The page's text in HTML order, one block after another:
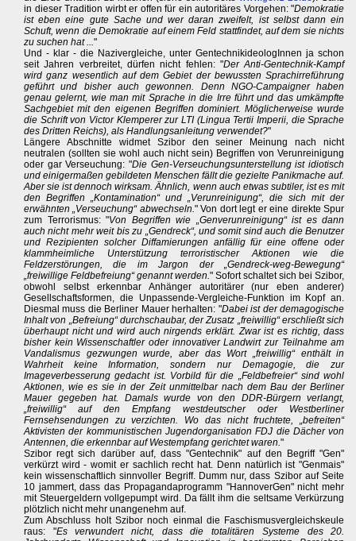
in dieser Tradition wirbt er offen für ein autoritäres Vorgehen: "Demokratie
ist eben eine gute Sache und wer daran zweifelt, ist selbst dann ein
Schuft, wenn die Demokratie auf einem Feld stattfindet, auf dem sie nichts
zu suchen hat ..."
Und - klar - die Nazivergleiche, unter GentechnikideologInnen ja schon
seit Jahren verbreitet, dürfen nicht fehlen: "Der Anti-Gentechnik-Kampf
wird ganz wesentlich auf dem Gebiet der bewussten Sprachirreführung
geführt und bisher auch gewonnen. Denn NGO-Campaigner haben
genau gelernt, wie man mit Sprache in die Irre führt und das umkämpfte
Sachgebiet mit den eigenen Begriffen dominiert. Möglicherweise wurde
die Schrift von Victor Klemperer zur LTI (Lingua Tertii Imperii, die Sprache
des Dritten Reichs), als Handlungsanleitung verwendet?"
Längere Abschnitte widmet Szibor den seiner Meinung nach nicht
neutralen (sollten sie wohl auch nicht sein) Begriffen von Verunreinigung
oder gar Verseuchung: "Die Gen-Verseuchungsunterstellung ist idiotisch
und einigermaßen gebildeten Menschen fällt die gezielte Panikmache auf.
Aber sie ist dennoch wirksam. Ähnlich, wenn auch etwas subtiler, ist es mit
den Begriffen „Kontamination“ und „Verunreinigung“, die sich mit der
erwähnten „Verseuchung“ abwechseln." Von dort legt er eine direkte Spur
zum Terrorismus: "Von Begriffen wie „Genverunreinigung“ ist es dann
auch nicht mehr weit bis zu „Gendreck“, und somit sind auch die Benutzer
und Rezipienten solcher Diffamierungen anfällig für eine offene oder
klammheimliche Unterstützung terroristischer Aktionen wie die
Feldzerstörungen, die im Jargon der „Gendreck-weg-Bewegung“
„freiwillige Feldbefreiung“ genannt werden." Sofort schaltet sich bei Szibor,
obwohl selbst erkennbar Anhänger autoritärer (nur eben anderer)
Gesellschaftsformen, die Unpassende-Vergleiche-Funktion im Kopf an.
Diesmal muss die Berliner Mauer herhalten: "Dabei ist der demagogische
Inhalt von „Befreiung“ durchschaubar, der Zusatz „freiwillig“ erschließt sich
überhaupt nicht und wird auch nirgends erklärt. Zwar ist es richtig, dass
bisher kein Wissenschaftler oder innovativer Landwirt zur Teilnahme am
Vandalismus gezwungen wurde, aber das Wort „freiwillig“ enthält in
Wahrheit keine Information, sondern nur Demagogie, die zur
Imageverbesserung gedacht ist. Vorbild für die „Feldbefreier“ sind wohl
Aktionen, wie es sie in der Zeit unmittelbar nach dem Bau der Berliner
Mauer gegeben hat. Damals wurde von den DDR-Bürgern verlangt,
„freiwillig“ auf den Empfang westdeutscher oder Westberliner
Fernsehsendungen zu verzichten. Wo das nicht fruchtete, „befreiten“
Aktivisten der kommunistischen Jugendorganisation FDJ die Dächer von
Antennen, die erkennbar auf Westempfang gerichtet waren."
Szibor regt sich darüber auf, dass "Gentechnik" auf den Begriff "Gen"
verkürzt wird - womit er sachlich recht hat. Denn natürlich ist "Genmais"
kein wissenschaftlich sinnvoller Begriff. Dumm nur, dass Szibor auf Seite
10 jammert, dass das Propagandaprogramm "HannoverGen" nicht mehr
mit Steuergeldern vollgepumpt wird. Da fällt ihm die seltsame Verkürzung
plötzlich nicht mehr unangenehm auf.
Zum Abschluss holt Szibor noch einmal die Faschismusvergleichskeule
raus: "Es verwundert nicht, dass die totalitären Systeme des 20.